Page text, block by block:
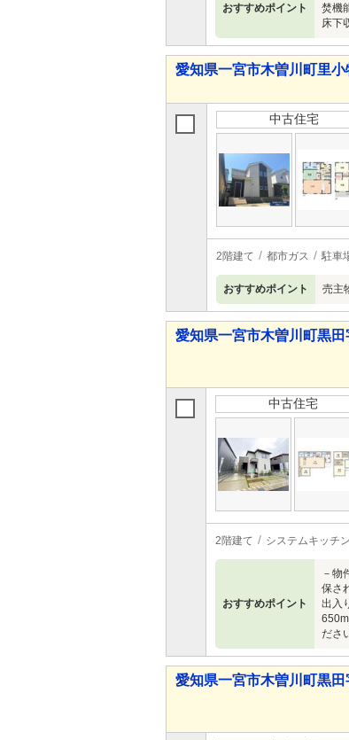
おすすめポイント
焚機
床下
愛知県一宮市木曽川町里
中古住宅
2階建て 都市ガス 駐車
おすすめポイント 売主
愛知県一宮市木曽川町黒
中古住宅
2階建て システムキッチン
おすすめポイント
－物
保さ
出入
ださ
愛知県一宮市木曽川町黒